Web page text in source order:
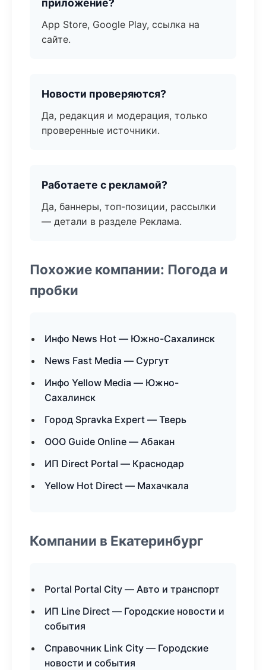
приложение?
App Store, Google Play, ссылка на
сайте.
Новости проверяются?
Да, редакция и модерация, только
проверенные источники.
Работаете с рекламой?
Да, баннеры, топ-позиции, рассылки
— детали в разделе Реклама.
Похожие компании: Погода и
пробки
Инфо News Hot — Южно-Сахалинск
News Fast Media — Сургут
Инфо Yellow Media — Южно-
Сахалинск
Город Spravka Expert — Тверь
ООО Guide Online — Абакан
ИП Direct Portal — Краснодар
Yellow Hot Direct — Махачкала
Компании в Екатеринбург
Portal Portal City — Авто и транспорт
ИП Line Direct — Городские новости и
события
Справочник Link City — Городские
новости и события